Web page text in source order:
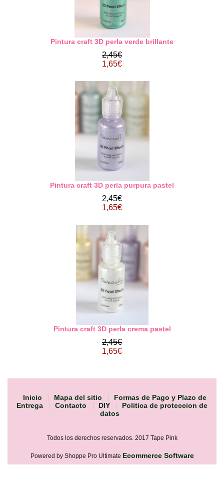
Pintura craft 3D perla verde brillante
2,45€
1,65€
Pintura craft 3D perla purpura pastel
2,45€
1,65€
Pintura craft 3D perla crema pastel
2,45€
1,65€
Inicio Mapa del sitio
Formas de Pago y Plazo de
Entrega
Contacto DIY
Politica de proteccion de
datos
Todos los derechos reservados. 2017 Tape Pink
Powered by Shoppe Pro Ultimate Ecommerce Software